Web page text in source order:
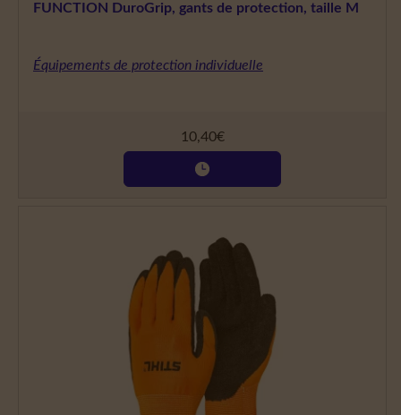
FUNCTION DuroGrip, gants de protection, taille M
Équipements de protection individuelle
10,40€